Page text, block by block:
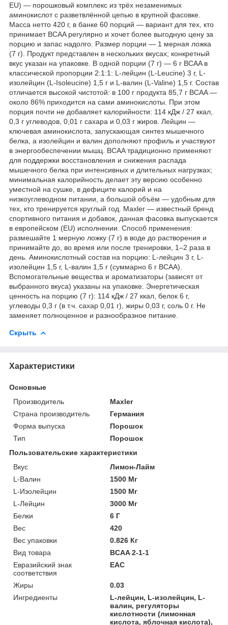
EU) — порошковый комплекс из трёх незаменимых
аминокислот с разветвлённой цепью в крупной фасовке.
Масса нетто 420 г, в банке 60 порций — вариант для тех, кто
принимает BCAA регулярно и хочет более выгодную цену за
порцию и запас надолго. Размер порции — 1 мерная ложка
(7 г). Продукт представлен в нескольких вкусах; конкретный
вкус указан на упаковке. В одной порции (7 г) — 6 г BCAA в
классической пропорции 2:1:1: L-лейцин (L-Leucine) 3 г, L-
изолейцин (L-Isoleucine) 1,5 г и L-валин (L-Valine) 1,5 г. Состав
отличается высокой чистотой: в 100 г продукта 85,7 г BCAA —
около 86% приходится на сами аминокислоты. При этом
порция почти не добавляет калорийности: 114 кДж / 27 ккал,
0,3 г углеводов, 0,01 г сахара и 0,03 г жиров. Лейцин —
ключевая аминокислота, запускающая синтез мышечного
белка, а изолейцин и валин дополняют профиль и участвуют
в энергообеспечении мышц. BCAA традиционно применяют
для поддержки восстановления и снижения распада
мышечного белка при интенсивных и длительных нагрузках;
минимальная калорийность делает эту версию особенно
уместной на сушке, в дефиците калорий и на
низкоуглеводном питании, а большой объём — удобным для
тех, кто тренируется круглый год. Maxler — известный бренд
спортивного питания и добавок, данная фасовка выпускается
в европейском (EU) исполнении. Способ применения:
размешайте 1 мерную ложку (7 г) в воде до растворения и
принимайте до, во время или после тренировки, 1–2 раза в
день. Аминокислотный состав на порцию: L-лейцин 3 г, L-
изолейцин 1,5 г, L-валин 1,5 г (суммарно 6 г BCAA).
Вспомогательные вещества и ароматизаторы (зависят от
выбранного вкуса) указаны на упаковке. Энергетическая
ценность на порцию (7 г): 114 кДж / 27 ккал, белок 6 г,
углеводы 0,3 г (в т.ч. сахар 0,01 г), жиры 0,03 г, соль 0 г. Не
заменяет полноценное и разнообразное питание.
Скрыть
Характеристики
Основные
Производитель
Maxler
Страна производитель
Германия
Форма выпуска
Порошок
Тип
Порошок
Пользовательские характеристики
Вкус
Лимон-Лайм
L-Валин
1500 Мг
L-Изолейцин
1500 Мг
L-Лейцин
3000 Мг
Белки
6 Г
Вес
420
Вес упаковки
0.826 Кг
Вид товара
BCAA 2-1-1
Евразийский знак
соответствия
ЕАС
Жиры
0.03
Ингредиенты
L-лейцин, L-изолейцин, L-
валин, регуляторы
кислотности (лимонная
кислота, яблочная кислота),